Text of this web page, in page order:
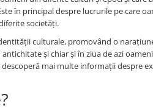
în principal despre lucrurile pe care
societăți.
culturale, promovând o
și chiar și în ziua de azi
descoperă mai multe informații despre